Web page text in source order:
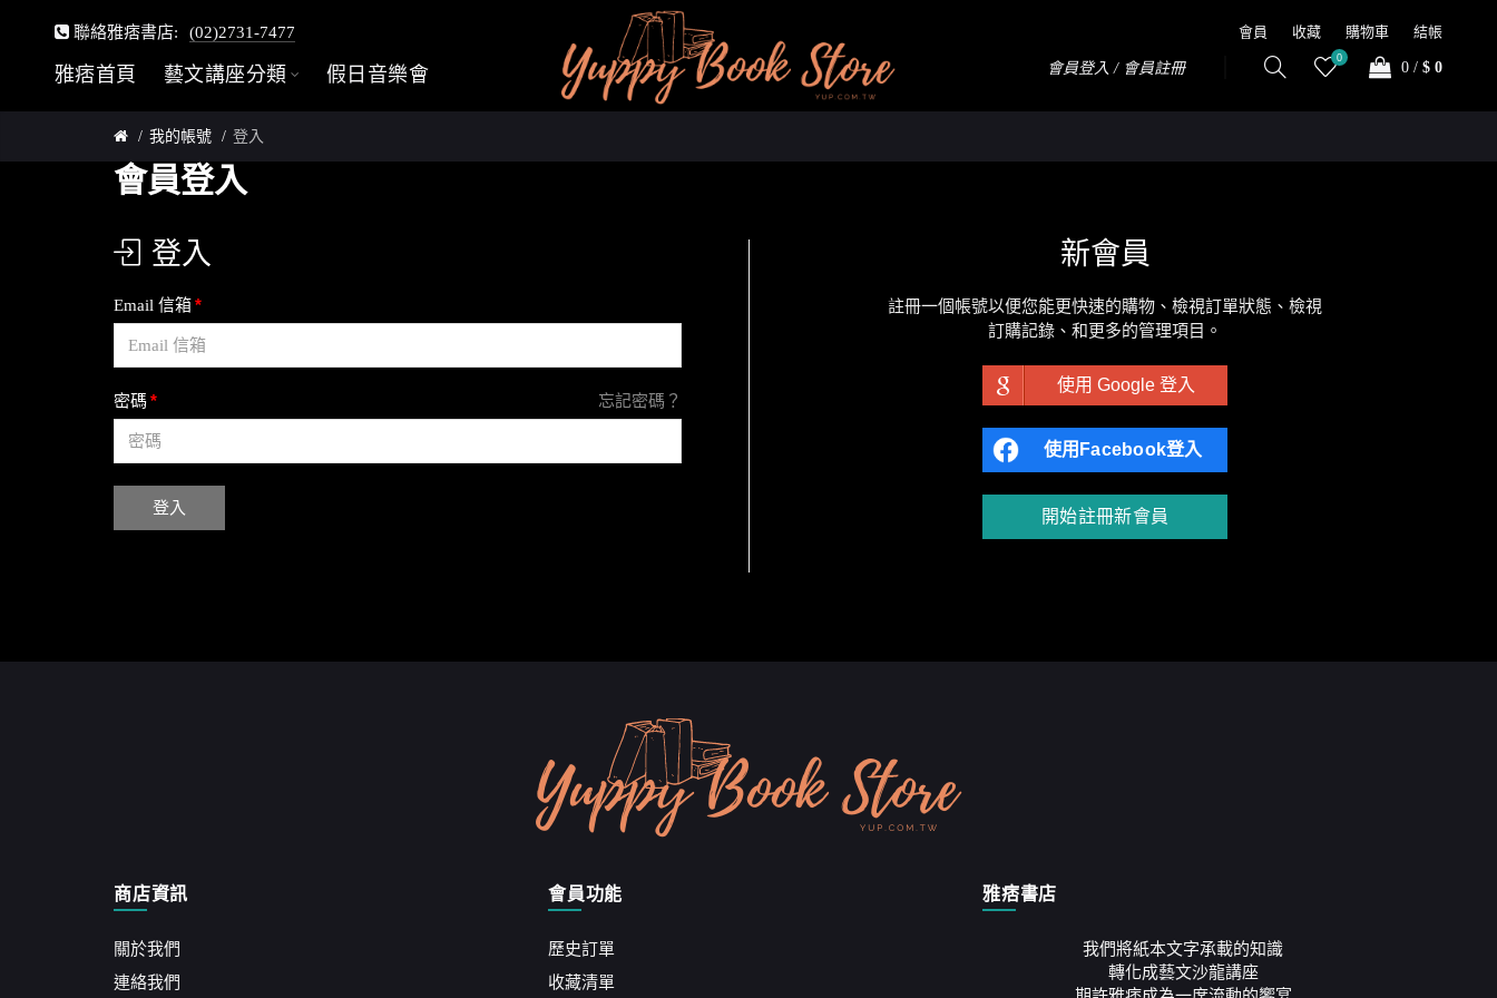
聯絡雅痞書店: (02)2731-7477
雅痞首頁 藝文講座分類 假日音樂會
會員 收藏 購物車 結帳
會員登入 / 會員註冊
0
0 / $ 0
我的帳號 登入
會員登入
登入
Email 信箱
密碼 忘記密碼？
新會員
註冊一個帳號以便您能更快速的購物、檢視訂單狀態、檢視
訂購記錄、和更多的管理項目。
使用 Google 登入
使用Facebook登入
開始註冊新會員
商店資訊
關於我們
連絡我們
會員功能
歷史訂單
收藏清單
雅痞書店
我們將紙本文字承載的知識
轉化成藝文沙龍講座